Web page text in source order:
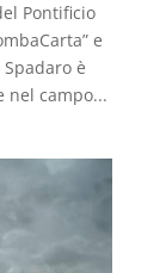
Pontificio
e
è
nel campo...